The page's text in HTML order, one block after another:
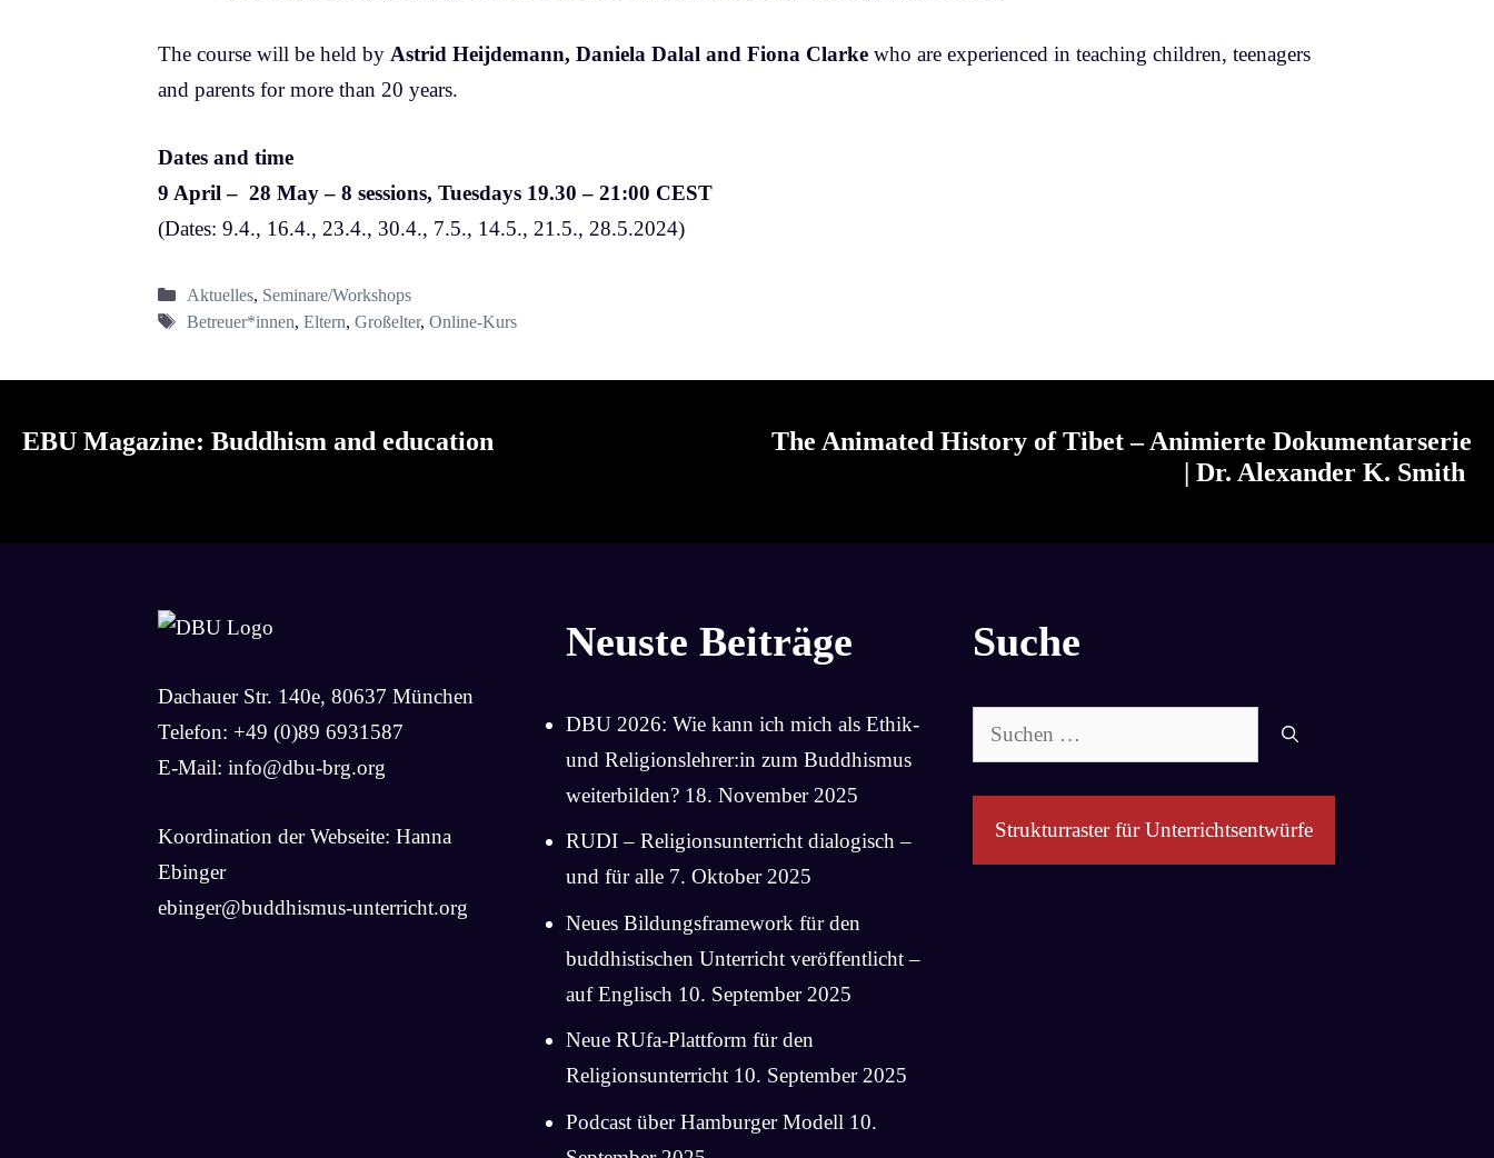
The course will be held by Astrid Heijdemann, Daniela Dalal and Fiona Clarke who are experienced in teaching children, teenagers
and parents for more than 20 years.
Dates and time
9 April – 28 May – 8 sessions, Tuesdays 19.30 – 21:00 CEST
(Dates: 9.4.⁠, 16.4., ⁠⁠23.4., ⁠⁠30.4., ⁠⁠7.5., ⁠⁠14.5., 21.5., 28.5.2024)
Kategorien
Aktuelles, Seminare/Workshops
Schlagwörter
Betreuer*innen, Eltern, Großelter, Online-Kurs
EBU Magazine: Buddhism and education
The Animated History of Tibet – Animierte Dokumentarserie
| Dr. Alexander K. Smith
Dachauer Str. 140e, 80637 München
Telefon: +49 (0)89 6931587
E-Mail: info@dbu-brg.org
Koordination der Webseite: Hanna
Ebinger
ebinger@buddhismus-unterricht.org
Neuste Beiträge
DBU 2026: Wie kann ich mich als Ethik-
und Religionslehrer:in zum Buddhismus
weiterbilden? 18. November 2025
RUDI – Religionsunterricht dialogisch –
und für alle 7. Oktober 2025
Neues Bildungsframework für den
buddhistischen Unterricht veröffentlicht –
auf Englisch 10. September 2025
Neue RUfa-Plattform für den
Religionsunterricht 10. September 2025
Podcast über Hamburger Modell 10.
Suche
Suchen
nach:
Strukturraster für Unterrichtsentwürfe